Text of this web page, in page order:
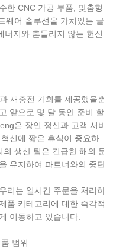
한 CNC 가공 부품, 맞춤형
웨어 솔루션을 가치있는 글
너지와 흔들리지 않는 헌신
재충전 기회를 제공했을뿐
앞으로 몇 달 동안 준비 할
은 장인 정신과 고객 서비
신에 짧은 휴식이 중요하
생산 팀은 긴급한 해외 문
유지하여 파트너와의 중단
리는 일시간 주문을 처리하
품 카테고리에 대한 즉각적
이동하고 있습니다.
범위